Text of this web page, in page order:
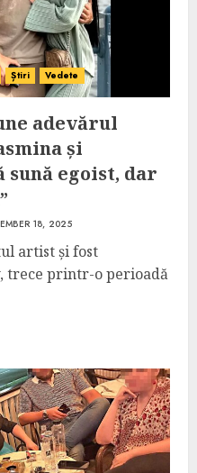
Știri Vedete
adevărul
și
sună egoist, dar
18, 2025
artist și fost
trece printr-o perioadă